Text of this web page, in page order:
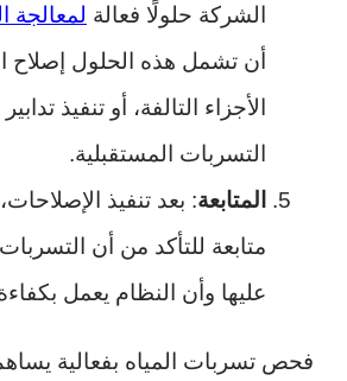
الشركة حلولًا فعالة لمعالجة
أن تشمل هذه الحلول إصلاح
الأجزاء التالفة، أو تنفيذ
التسربات المستقبلية.
المتابعة: بعد تنفيذ
متابعة للتأكد من أن
عليها وأن النظام يعمل
فحص تسربات المياه بفعالية